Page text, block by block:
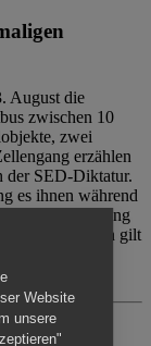
August die
zwischen 10
zwei
erzählen
der SED-Diktatur.
es ihnen während
ohne Betreuung
Begleitpersonen gilt
Website
unsere